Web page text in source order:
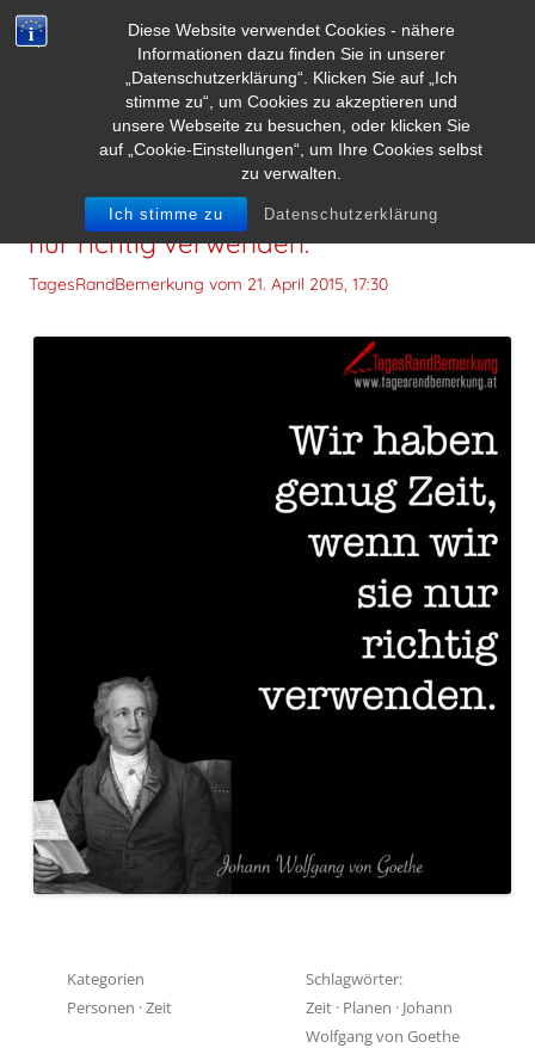
Diese Website verwendet Cookies - nähere
Informationen dazu finden Sie in unserer
„Datenschutzerklärung“. Klicken Sie auf „Ich
stimme zu“, um Cookies zu akzeptieren und
unsere Webseite zu besuchen, oder klicken Sie
auf „Cookie-Einstellungen“, um Ihre Cookies selbst
zu verwalten.
Ich stimme zu Datenschutzerklärung
Wir haben genug Zeit, wenn wir sie
nur richtig verwenden.
TagesRandBemerkung vom 21. April 2015, 17:30
Kategorien
Personen ·Zeit
Schlagwörter:
Zeit · Planen · Johann
Wolfgang von Goethe